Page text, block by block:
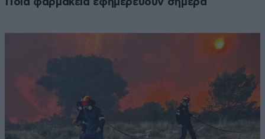
Ποια φαρμακεία εφημερεύουν σήμερα